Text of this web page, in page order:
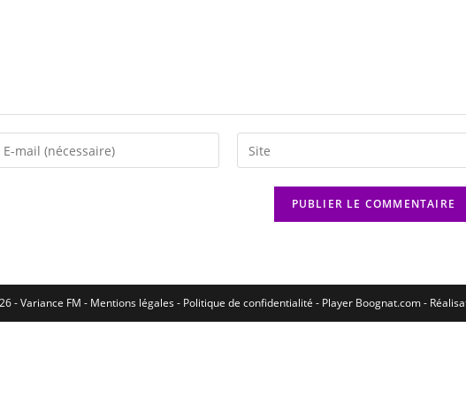
- Variance FM - Mentions légales - Politique de confidentialité - Player Boognat.com-